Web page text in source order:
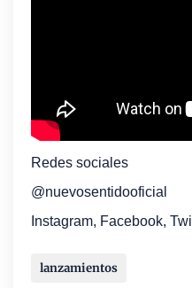
Redes sociales
@nuevosentidooficial
Instagram, Facebook,
lanzamientos